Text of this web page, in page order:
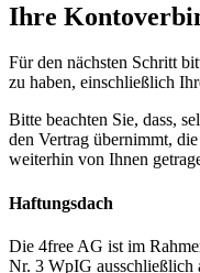
Ihre
Für den nächsten Schritt
zu haben, einschließlich
Bitte beachten Sie, dass,
den Vertrag übernimmt,
weiterhin von Ihnen
Haftungsdach
Die 4free AG ist im
Nr. 3 WpIG ausschließlich